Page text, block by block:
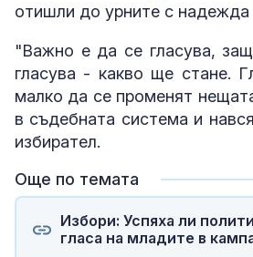
отишли до урните с надежда
"Важно е да се гласува,
гласува - какво ще стане.
малко да се променят
в съдебната система и
избирател.
Още по темата
Избори: Успяха ли
гласа на младите в